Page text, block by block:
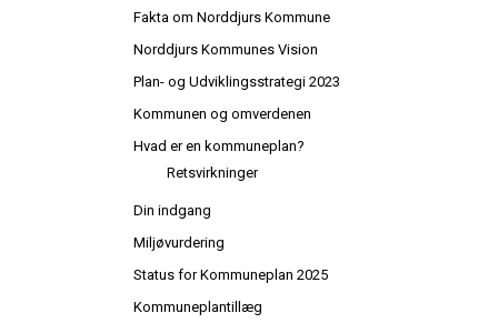
Fakta om Norddjurs Kommune
Norddjurs Kommunes Vision
Plan- og Udviklingsstrategi 2023
Kommunen og omverdenen
Hvad er en kommuneplan?
Retsvirkninger
Din indgang
Miljøvurdering
Status for Kommuneplan 2025
Kommuneplantillæg